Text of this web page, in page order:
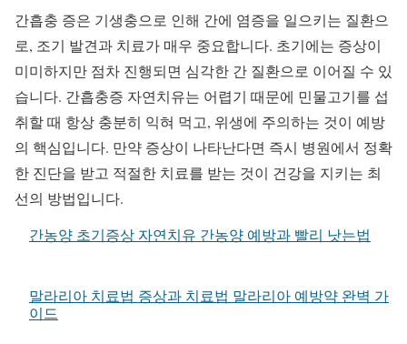
간흡충 증은 기생충으로 인해 간에 염증을 일으키는 질환으
로, 조기 발견과 치료가 매우 중요합니다. 초기에는 증상이
미미하지만 점차 진행되면 심각한 간 질환으로 이어질 수 있
습니다. 간흡충증 자연치유는 어렵기 때문에 민물고기를 섭
취할 때 항상 충분히 익혀 먹고, 위생에 주의하는 것이 예방
의 핵심입니다. 만약 증상이 나타난다면 즉시 병원에서 정확
한 진단을 받고 적절한 치료를 받는 것이 건강을 지키는 최
선의 방법입니다.
간농양 초기증상 자연치유 간농양 예방과 빨리 낫는법
말라리아 치료법 증상과 치료법 말라리아 예방약 완벽 가
이드